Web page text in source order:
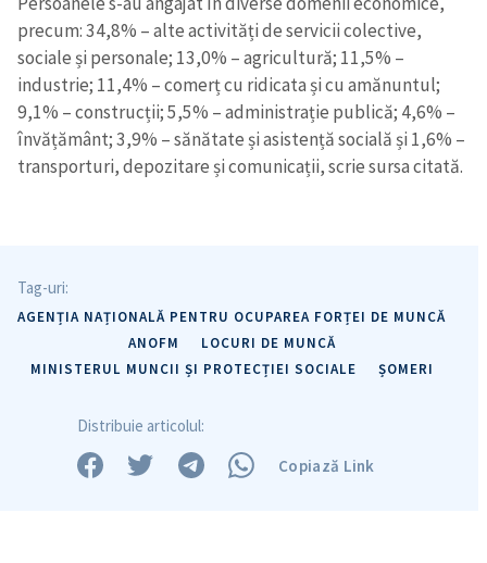
precum: 34,8% – alte activități de servicii colective,
sociale și personale; 13,0% – agricultură; 11,5% –
industrie; 11,4% – comerț cu ridicata și cu amănuntul;
9,1% – construcții; 5,5% – administrație publică; 4,6% –
învățământ; 3,9% – sănătate și asistență socială și 1,6% –
transporturi, depozitare și comunicații, scrie sursa citată.
Tag-uri:
AGENȚIA NAȚIONALĂ PENTRU OCUPAREA FORȚEI DE MUNCĂ
ANOFM
LOCURI DE MUNCĂ
MINISTERUL MUNCII ȘI PROTECȚIEI SOCIALE
ȘOMERI
Distribuie articolul:
Copiază Link